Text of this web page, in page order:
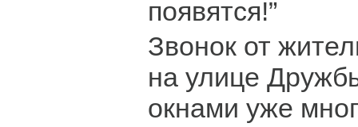
появятся!”
Звонок от
на улице
окнами уже